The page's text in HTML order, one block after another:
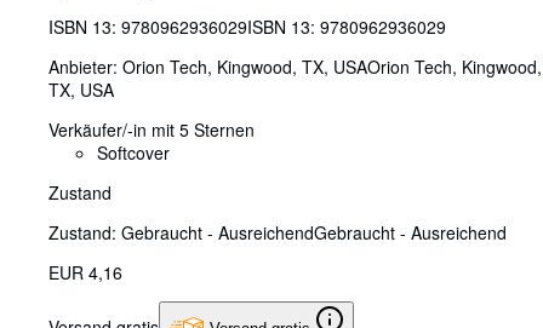
ISBN 13: 9780962936029ISBN 13: 9780962936029
Anbieter: Orion Tech, Kingwood, TX, USAOrion Tech, Kingwood,
TX, USA
Verkäufer/-in mit 5 Sternen
Softcover
Zustand
Zustand: Gebraucht - AusreichendGebraucht - Ausreichend
EUR 4,16